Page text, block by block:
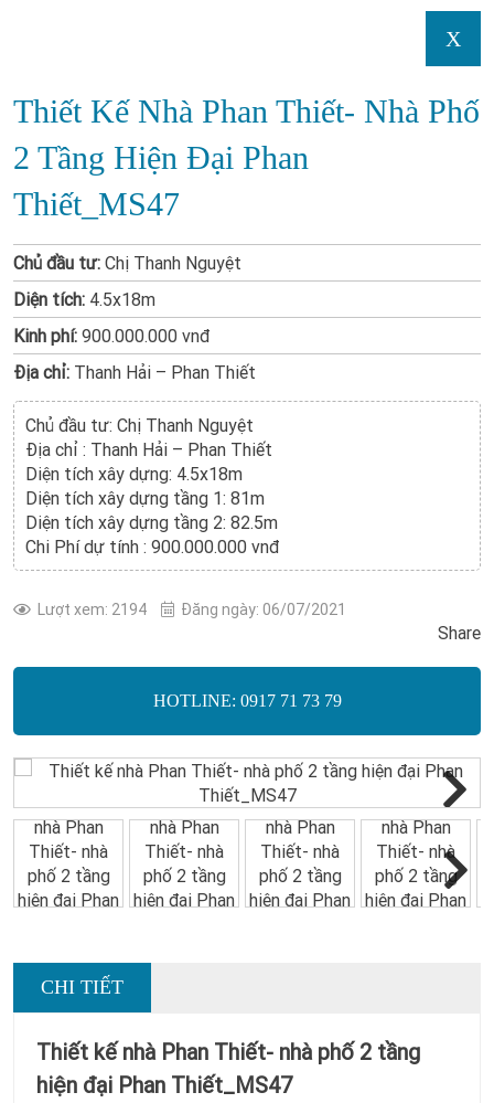
X
Thiết Kế Nhà Phan Thiết- Nhà Phố
2 Tầng Hiện Đại Phan
Thiết_MS47
Chủ đầu tư: Chị Thanh Nguyệt
Diện tích: 4.5x18m
Kinh phí: 900.000.000 vnđ
Địa chỉ: Thanh Hải – Phan Thiết
Chủ đầu tư: Chị Thanh Nguyệt
Địa chỉ : Thanh Hải – Phan Thiết
Diện tích xây dựng: 4.5x18m
Diện tích xây dựng tầng 1: 81m
Diện tích xây dựng tầng 2: 82.5m
Chi Phí dự tính : 900.000.000 vnđ
Lượt xem: 2194 Đăng ngày: 06/07/2021
Share
HOTLINE: 0917 71 73 79
Next
CHI TIẾT
Thiết kế nhà Phan Thiết- nhà phố 2 tầng
hiện đại Phan Thiết_MS47